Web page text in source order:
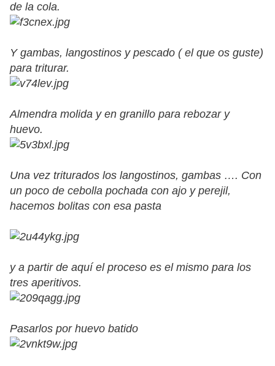
de la cola.
Y gambas, langostinos y pescado ( el que os guste)
para triturar.
Almendra molida y en granillo para rebozar y
huevo.
Una vez triturados los langostinos, gambas …. Con
un poco de cebolla pochada con ajo y perejil,
hacemos bolitas con esa pasta
y a partir de aquí el proceso es el mismo para los
tres aperitivos.
Pasarlos por huevo batido